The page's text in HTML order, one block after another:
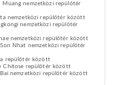
Müang nemzetközi repülőtér
nemzetközi repülőtér között
nemzetközi repülőtér
nemzetközi repülőtér között
Nhat nemzetközi repülőtér
repülőtér között
Chitose repülőtér között
nemzetközi repülőtér között